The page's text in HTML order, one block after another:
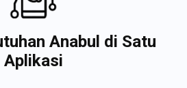
Anabul di Satu
Aplikasi